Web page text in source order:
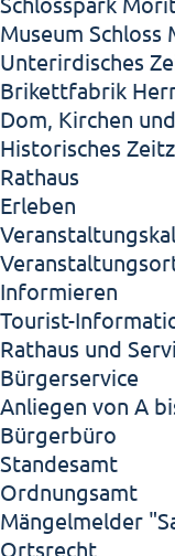
Museum Schloss
Unterirdisches
Brikettfabrik
Dom, Kirchen
Historisches Zeitz
Rathaus
Erleben
Informieren
Tourist-
Rathaus und
Bürgerservice
Anliegen von A
Bürgerbüro
Standesamt
Ordnungsamt
Mängelmelder
Ortsrecht